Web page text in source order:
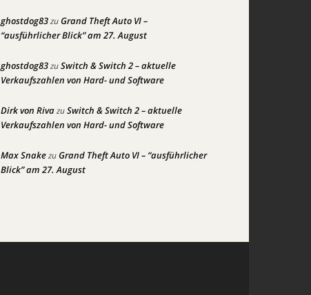
ghostdog83zuGrand Theft Auto VI –
“ausführlicher Blick” am 27. August
ghostdog83zuSwitch & Switch 2 – aktuelle
Verkaufszahlen von Hard- und Software
Dirk von RivazuSwitch & Switch 2 – aktuelle
Verkaufszahlen von Hard- und Software
Max SnakezuGrand Theft Auto VI – “ausführlicher
Blick” am 27. August